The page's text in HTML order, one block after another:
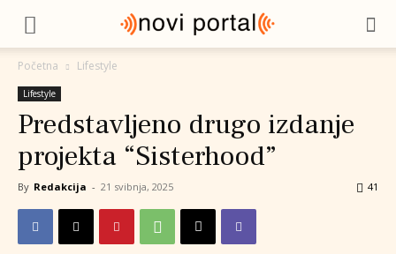
Početna Lifestyle
Lifestyle
Predstavljeno drugo izdanje
projekta “Sisterhood”
By Redakcija - 21 svibnja, 2025 41